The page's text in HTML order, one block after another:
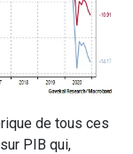
de tous ces
PIB qui,